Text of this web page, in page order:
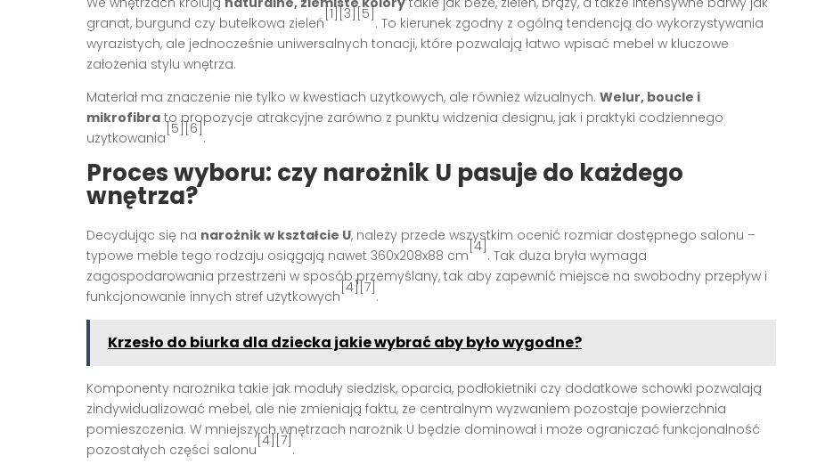
granat, burgund czy butelkowa zieleń
[1][3][5]
. To kierunek zgodny z ogólną tendencją do wykorzystywania
wyrazistych, ale jednocześnie uniwersalnych tonacji, które pozwalają łatwo wpisać mebel w kluczowe
założenia stylu wnętrza.
Materiał ma znaczenie nie tylko w kwestiach użytkowych, ale również wizualnych. Welur, boucle i
mikrofibra to propozycje atrakcyjne zarówno z punktu widzenia designu, jak i praktyki codziennego
użytkowania
[5][6]
.
Proces wyboru: czy narożnik U pasuje do każdego
wnętrza?
Decydując się na narożnik w kształcie U, należy przede wszystkim ocenić rozmiar dostępnego salonu –
typowe meble tego rodzaju osiągają nawet 360x208x88 cm
[4]
. Tak duża bryła wymaga
zagospodarowania przestrzeni w sposób przemyślany, tak aby zapewnić miejsce na swobodny przepływ i
funkcjonowanie innych stref użytkowych
[4][7]
.
Krzesło do biurka dla dziecka jakie wybrać aby było wygodne?
Komponenty narożnika takie jak moduły siedzisk, oparcia, podłokietniki czy dodatkowe schowki pozwalają
zindywidualizować mebel, ale nie zmieniają faktu, że centralnym wyzwaniem pozostaje powierzchnia
pomieszczenia. W mniejszych wnętrzach narożnik U będzie dominował i może ograniczać funkcjonalność
pozostałych części salonu
[4][7]
.